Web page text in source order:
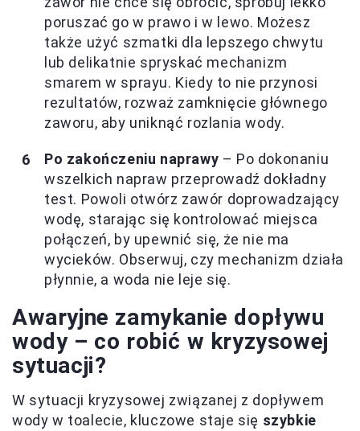
poruszać go w prawo i w lewo. Możesz
także użyć szmatki dla lepszego chwytu
lub delikatnie spryskać mechanizm
smarem w sprayu. Kiedy to nie przynosi
rezultatów, rozważ zamknięcie głównego
zaworu, aby uniknąć rozlania wody.
Po zakończeniu naprawy – Po dokonaniu
wszelkich napraw przeprowadź dokładny
test. Powoli otwórz zawór doprowadzający
wodę, starając się kontrolować miejsca
połączeń, by upewnić się, że nie ma
wycieków. Obserwuj, czy mechanizm działa
płynnie, a woda nie leje się.
Awaryjne zamykanie dopływu
wody – co robić w kryzysowej
sytuacji?
W sytuacji kryzysowej związanej z dopływem
wody w toalecie, kluczowe staje się szybkie